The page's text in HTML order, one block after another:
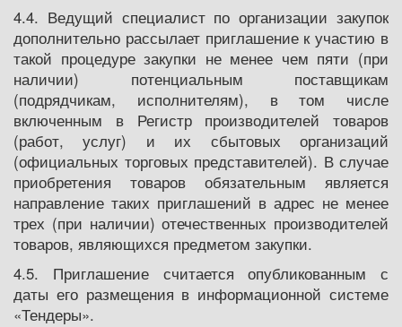
4.4. Ведущий специалист по организации закупок
дополнительно рассылает приглашение к участию в
такой процедуре закупки не менее чем пяти (при
наличии) потенциальным поставщикам
(подрядчикам, исполнителям), в том числе
включенным в Регистр производителей товаров
(работ, услуг) и их сбытовых организаций
(официальных торговых представителей). В случае
приобретения товаров обязательным является
направление таких приглашений в адрес не менее
трех (при наличии) отечественных производителей
товаров, являющихся предметом закупки.
4.5. Приглашение считается опубликованным с
даты его размещения в информационной системе
«Тендеры».